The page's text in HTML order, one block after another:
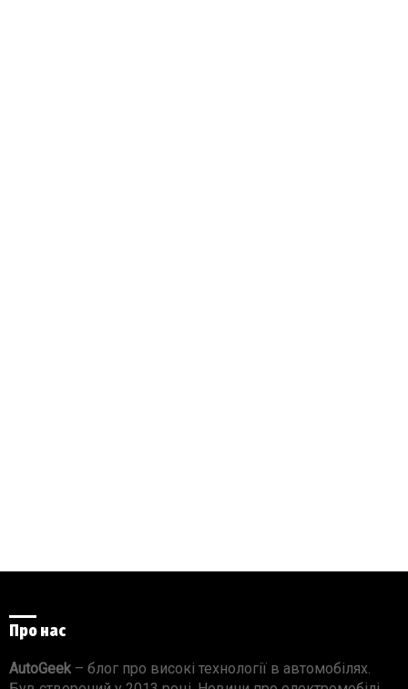
Про нас
AutoGeek– блог про високі технології в автомобілях.